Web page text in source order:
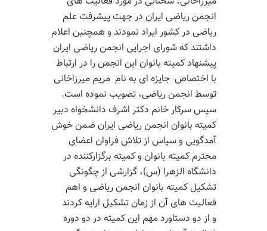
انجمن ریاضی ایران درجهت پیشرفت علم
ریاضی در کشور ایراد نمودند و همچنین اعلام
داشتند که شورای اجرایی انجمن ریاضی ایران
پیشنهاد کمیته بانوان این انجمن را در ارتباط
با اختصاص جایزه ای به نام مریممیرزاخانی
توسط انجمن ریاضی، تصویب نموده است.
سپس سرکار خانم دکتر اشرف دانشخواه دبیر
کمیته بانوان انجمن ریاضی ایران ضمن خوش
آمدگویی و سپاس از تلاش فراوان اعضای
محترم کمیته بانوان وکمیته برگزارکننده در
دانشگاه الزهرا (س)، گزارشی از چگونگی
تشکیل کمیته بانوان انجمن ریاضی و اهم
فعالیت های آن از زمان تشکیل ارایه کردند
و از دو دستاورد مهم این کمیته در دو دوره